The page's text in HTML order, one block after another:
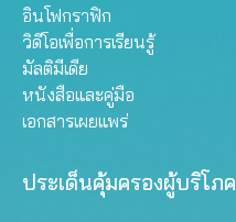
อินโฟกราฟิก
วิดีโอเพื่อการเรียนรู้
มัลติมีเดีย
หนังสือและคู่มือ
เอกสารเผยแพร่
ประเด็นคุ้มครองผู้บริโภค